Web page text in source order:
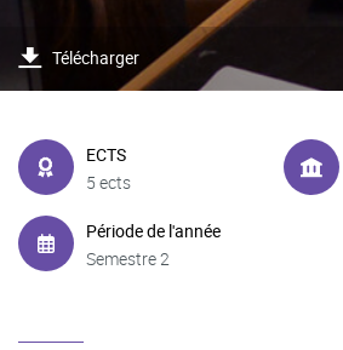
Télécharger
ECTS
5 ects
Période de l'année
Semestre 2